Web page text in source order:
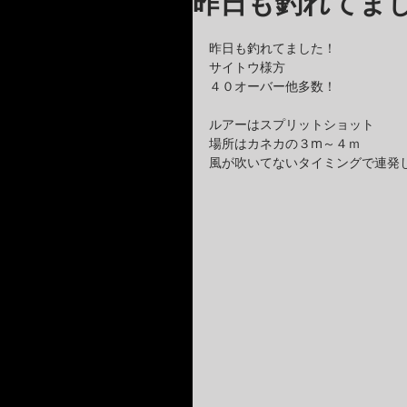
昨日も釣れてました！
サイトウ様方
４０オーバー他多数！
ルアーはスプリットショット
場所はカネカの３m～４ｍ
風が吹いてないタイミングで連発